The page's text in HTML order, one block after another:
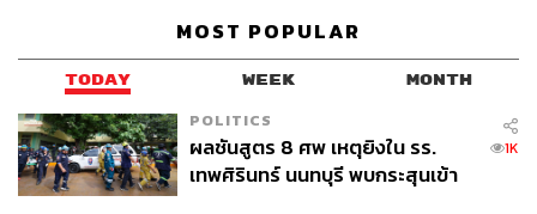
MOST POPULAR
TODAY WEEK MONTH
POLITICS
ผลชันสูตร 8 ศพ เหตุยิงใน รร.
เทพศิรินทร์ นนทบุรี พบกระสุนเข้า
1K